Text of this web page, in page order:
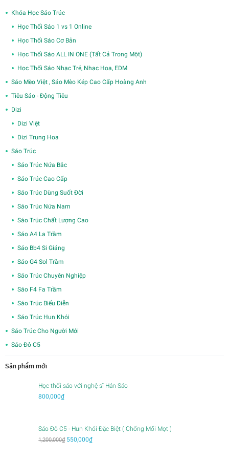
Khóa Học Sáo Trúc
Học Thổi Sáo 1 vs 1 Online
Học Thổi Sáo Cơ Bản
Học Thổi Sáo ALL IN ONE (Tất Cả Trong Một)
Học Thổi Sáo Nhạc Trẻ, Nhạc Hoa, EDM
Sáo Mèo Việt , Sáo Mèo Kép Cao Cấp Hoàng Anh
Tiêu Sáo - Động Tiêu
Dizi
Dizi Việt
Dizi Trung Hoa
Sáo Trúc
Sáo Trúc Nứa Bắc
Sáo Trúc Cao Cấp
Sáo Trúc Dùng Suốt Đời
Sáo Trúc Nứa Nam
Sáo Trúc Chất Lượng Cao
Sáo A4 La Trầm
Sáo Bb4 Si Giáng
Sáo G4 Sol Trầm
Sáo Trúc Chuyên Nghiệp
Sáo F4 Fa Trầm
Sáo Trúc Biểu Diễn
Sáo Trúc Hun Khói
Sáo Trúc Cho Người Mới
Sáo Đô C5
Sản phẩm mới
Học thổi sáo với nghệ sĩ Hán Sáo
800,000₫
Sáo Đô C5 - Hun Khói Đặc Biệt ( Chống Mối Mọt )
1,200,000₫ Giá
550,000₫Giá